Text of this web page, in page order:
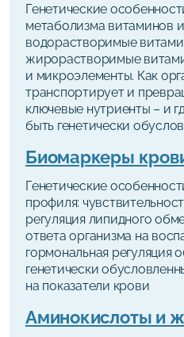
Генетические
метаболизма витаминов
водорастворимые
жирорастворимые
и микроэлементы. Как
транспортирует и
ключевые нутриенты – и
быть генетически
Биомаркеры
Генетические
профиля:
регуляция липидного
ответа организма на
гормональная регуляция
генетически
на показатели крови
Аминокислоты и